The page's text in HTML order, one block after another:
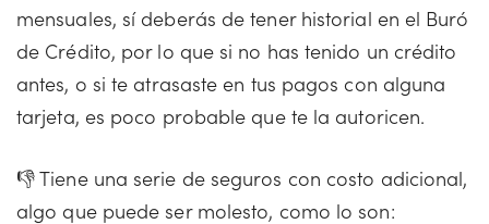
mensuales, sí deberás de tener historial en el Buró
de Crédito, por lo que si no has tenido un crédito
antes, o si te atrasaste en tus pagos con alguna
tarjeta, es poco probable que te la autoricen.
👎 Tiene una serie de seguros con costo adicional,
algo que puede ser molesto, como lo son: